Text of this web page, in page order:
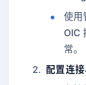
使用
OIC
常。
配置连